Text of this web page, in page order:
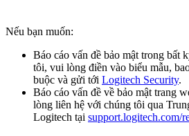
Nếu bạn muốn:
Báo cáo vấn đề bảo mật trong bất
tôi, vui lòng điền vào biểu mẫu,
buộc và gửi tới Logitech Security.
Báo cáo vấn đề về bảo mật trang
lòng liên hệ với chúng tôi qua
Logitech tại support.logitech.com/